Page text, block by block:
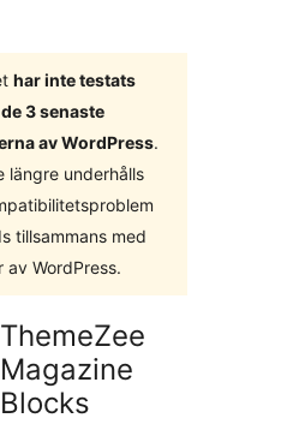
har inte testats
3 senaste
av WordPress.
längre underhålls
tillsammans med
av WordPress.
ThemeZee
Magazine
Blocks